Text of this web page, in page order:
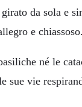
da sola e
e chiassoso.
né le
sue vie